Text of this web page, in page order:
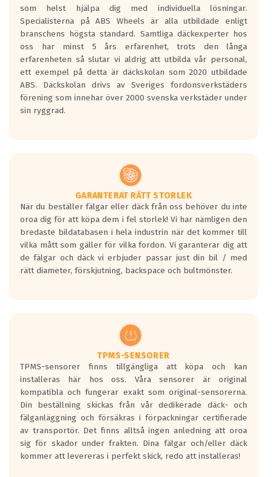
den kortaste bromssträckan och F är den
längsta.
Inga D eller G betyg delas ut för
personbilar och lätta lastbilar.
Betyget sätts efter ett test där däcken
skall bromsa in på en väg där det ligger
0.5-1.5 mm vatten.
I 80km/h kommer skillnaden på
Vid körning i över 50km/h brukar
rullmotståndets ljud överträffa
motorljudet.
På däckmärkningen kommer det finnas
en symbol av ett däck med vågar. Hög
bullernivå markeras med svarta vågor
medans de vita vågorna påvisar om det är
ett tyst däck.
regelverket som introduceras år 2016.
Ett däck med två svarta vågor är redan
godkända för år 2016 nya regelverk.
Ett däck med en svart våg kommer vara
minst tre decibel tystare än det
regelverk som börjar gälla 2016.
som helst hjälpa dig med individuella lösningar.
Specialisterna på ABS Wheels är alla utbildade enligt
branschens högsta standard. Samtliga däckexperter hos
oss har minst 5 års erfarenhet, trots den långa
erfarenheten så slutar vi aldrig att utbilda vår personal,
ett exempel på detta är däckskolan som 2020 utbildade
ABS. Däckskolan drivs av Sveriges fordonsverkstäders
förening som innehar över 2000 svenska verkstäder under
sin ryggrad.
GARANTERAT RÄTT STORLEK
När du beställer fälgar eller däck från oss behöver du inte
oroa dig för att köpa dem i fel storlek! Vi har nämligen den
bredaste bildatabasen i hela industrin när det kommer till
vilka mått som gäller för vilka fordon. Vi garanterar dig att
de fälgar och däck vi erbjuder passar just din bil / med
rätt diameter, förskjutning, backspace och bultmönster.
TPMS-SENSORER
TPMS-sensorer finns tillgängliga att köpa och kan
installeras här hos oss. Våra sensorer är original
kompatibla och fungerar exakt som original-sensorerna.
Din beställning skickas från vår dedikerade däck- och
fälganläggning och försäkras i förpackningar certifierade
av transportör. Det finns alltså ingen anledning att oroa
sig för skador under frakten. Dina fälgar och/eller däck
kommer att levereras i perfekt skick, redo att installeras!